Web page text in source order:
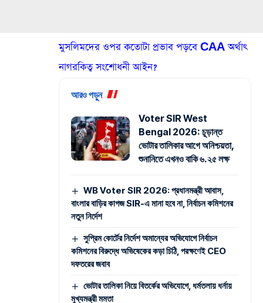
মুসলিমদের ওপর কতোটা প্রভাব পড়বে CAA অর্থাৎ
নাগরকিত্ব সংশোধনী আইন?
আরও পড়ুন
Voter SIR West
Bengal 2026: চূড়ান্ত
ভোটার তালিকার আগে অনিশ্চয়তা,
শুনানিতে এখনও বাকি ৬.২৫ লক্ষ
WB Voter SIR 2026: প্রধানমন্ত্রী আবাস,
বাংলার বাড়ির কাগজ SIR-এ মানা হবে না, নির্বাচন কমিশনের
নতুন নির্দেশ
সুপ্রিম কোর্টের নির্দেশ অমান্যের অভিযোগে নির্বাচন
কমিশনের বিরুদ্ধে অভিষেকের কড়া চিঠি, পরক্ষণেই CEO
দফতরের জবাব
ভোটার তালিকা নিয়ে বিতর্কের অভিযোগে, ধর্মতলায় ধর্নায়
মুখ্যমন্ত্রী মমতা